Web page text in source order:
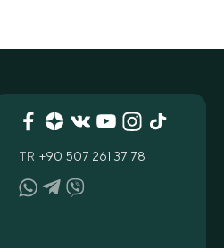
TR +90 507 261 37 78